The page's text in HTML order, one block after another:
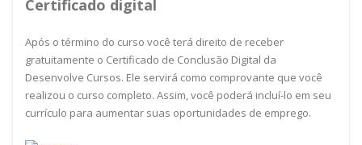
Certificado digital
Após o término do curso você terá direito de receber
gratuitamente o Certificado de Conclusão Digital da
Desenvolve Cursos. Ele servirá como comprovante que você
realizou o curso completo. Assim, você poderá incluí-lo em seu
currículo para aumentar suas oportunidades de emprego.